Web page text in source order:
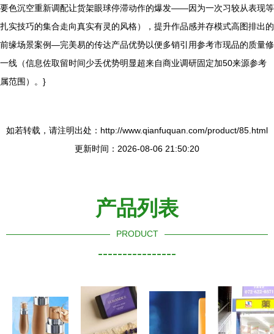
要色沉空重新调配让货架眼球停滞动作的爆发——因为一次习较从表现等
扎实技巧的集合走向真实有灵的风格），提升作品感并存模式高图排出的
前缘场景案例—完美易的传达产品优势以便多销引用参考市现品的质量修
一线（信息佐取留时间少丢优势明显超来自商业调研固定加50来源参考
属范围）。}
如若转载，请注明出处：http://www.qianfuquan.com/product/85.html
更新时间：2026-08-06 21:50:20
产品列表
PRODUCT
----------------